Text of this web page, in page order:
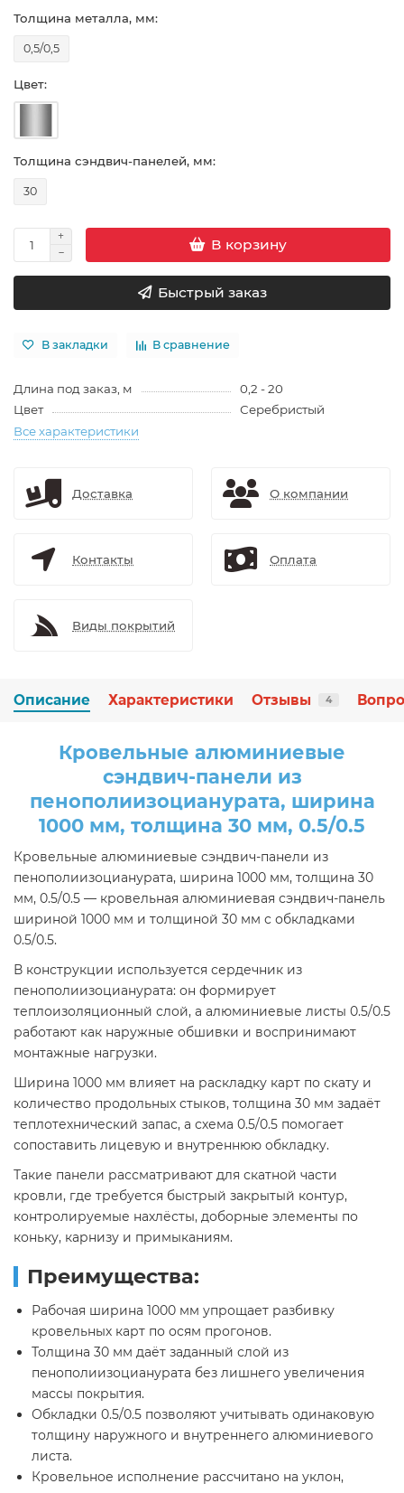
Толщина металла, мм:
0,5/0,5
Цвет:
Толщина сэндвич-панелей, мм:
30
В корзину
Быстрый заказ
В закладки В сравнение
Длина под заказ, м
0,2 - 20
Цвет
Серебристый
Все характеристики
Доставка О компании
Контакты Оплата
Виды покрытий
Описание Характеристики Отзывы 4
Кровельные алюминиевые
сэндвич-панели из
пенополиизоцианурата, ширина
1000 мм, толщина 30 мм, 0.5/0.5
Кровельные алюминиевые сэндвич-панели из
пенополиизоцианурата, ширина 1000 мм, толщина 30
мм, 0.5/0.5 — кровельная алюминиевая сэндвич-панель
шириной 1000 мм и толщиной 30 мм с обкладками
0.5/0.5.
В конструкции используется сердечник из
пенополиизоцианурата: он формирует
теплоизоляционный слой, а алюминиевые листы 0.5/0.5
работают как наружные обшивки и воспринимают
монтажные нагрузки.
Ширина 1000 мм влияет на раскладку карт по скату и
количество продольных стыков, толщина 30 мм задаёт
теплотехнический запас, а схема 0.5/0.5 помогает
сопоставить лицевую и внутреннюю обкладку.
Такие панели рассматривают для скатной части
кровли, где требуется быстрый закрытый контур,
контролируемые нахлёсты, доборные элементы по
коньку, карнизу и примыканиям.
Преимущества:
Рабочая ширина 1000 мм упрощает разбивку
кровельных карт по осям прогонов.
Толщина 30 мм даёт заданный слой из
пенополиизоцианурата без лишнего увеличения
массы покрытия.
Обкладки 0.5/0.5 позволяют учитывать одинаковую
толщину наружного и внутреннего алюминиевого
листа.
Кровельное исполнение рассчитано на уклон,